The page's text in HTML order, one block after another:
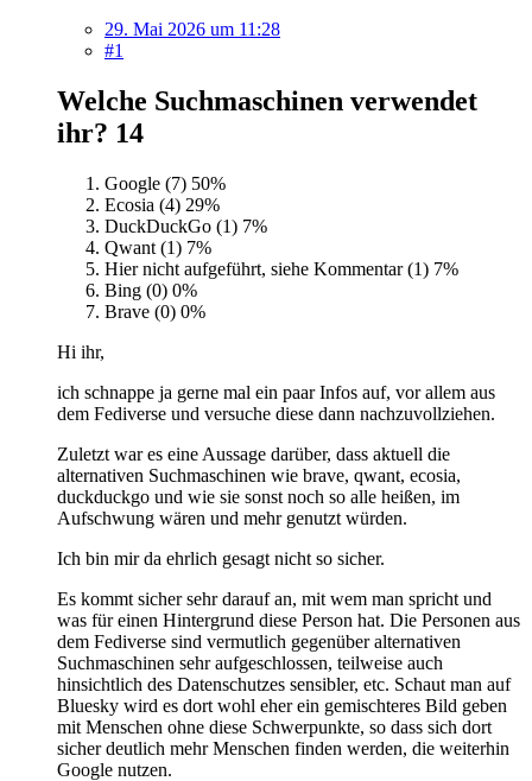
29. Mai 2026 um 11:28
#1
Welche Suchmaschinen verwendet
ihr? 14
Google (7) 50%
Ecosia (4) 29%
DuckDuckGo (1) 7%
Qwant (1) 7%
Hier nicht aufgeführt, siehe Kommentar (1) 7%
Bing (0) 0%
Brave (0) 0%
Hi ihr,
ich schnappe ja gerne mal ein paar Infos auf, vor allem aus
dem Fediverse und versuche diese dann nachzuvollziehen.
Zuletzt war es eine Aussage darüber, dass aktuell die
alternativen Suchmaschinen wie brave, qwant, ecosia,
duckduckgo und wie sie sonst noch so alle heißen, im
Aufschwung wären und mehr genutzt würden.
Ich bin mir da ehrlich gesagt nicht so sicher.
Es kommt sicher sehr darauf an, mit wem man spricht und
was für einen Hintergrund diese Person hat. Die Personen aus
dem Fediverse sind vermutlich gegenüber alternativen
Suchmaschinen sehr aufgeschlossen, teilweise auch
hinsichtlich des Datenschutzes sensibler, etc. Schaut man auf
Bluesky wird es dort wohl eher ein gemischteres Bild geben
mit Menschen ohne diese Schwerpunkte, so dass sich dort
sicher deutlich mehr Menschen finden werden, die weiterhin
Google nutzen.